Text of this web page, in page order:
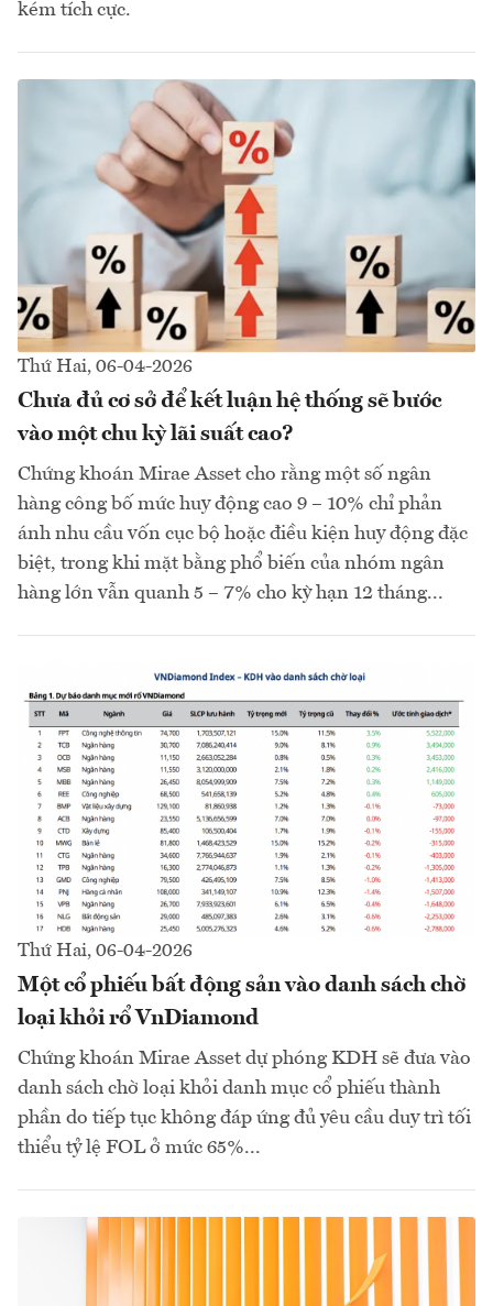
kém tích cực.
Thứ Hai, 06-04-2026
Chưa đủ cơ sở để kết luận hệ thống sẽ bước
vào một chu kỳ lãi suất cao?
Chứng khoán Mirae Asset cho rằng một số ngân
hàng công bố mức huy động cao 9 – 10% chỉ phản
ánh nhu cầu vốn cục bộ hoặc điều kiện huy động đặc
biệt, trong khi mặt bằng phổ biến của nhóm ngân
hàng lớn vẫn quanh 5 – 7% cho kỳ hạn 12 tháng...
Thứ Hai, 06-04-2026
Một cổ phiếu bất động sản vào danh sách chờ
loại khỏi rổ VnDiamond
Chứng khoán Mirae Asset dự phóng KDH sẽ đưa vào
danh sách chờ loại khỏi danh mục cổ phiếu thành
phần do tiếp tục không đáp ứng đủ yêu cầu duy trì tối
thiểu tỷ lệ FOL ở mức 65%...